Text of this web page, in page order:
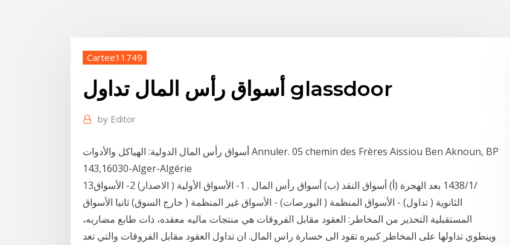
Cartee11749
أسواق رأس المال تداول glassdoor
by Editor
أسواق رأس المال الدولية: الهياكل والأدوات Annuler. 05 chemin des Frères Aissiou Ben Aknoun, BP
143,16030-Alger-Algérie
13‏‏/1‏‏/1438 بعد الهجرة (أ) أسواق النقد (ب) أسواق رأس المال . 1- الأسواق الأولية ( الاصدار) 2- الأسواق
الثانوية ( تداول) - الأسواق المنظمة ( البورصات) - الأسواق غير المنظمة ( خارج السوق) ثانيا الأسواق
المستقبلية التحذير من المخاطر: العقود مقابل الفروقات هي منتجات ماليه معقده، ذات طابع مضاربه،
وينطوي تداولها على المخاطر كبيره تقود الى خسارة راس المال. ان تداول العقود مقابل الفروقات والتي تعد